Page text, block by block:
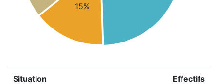
15%
Situation Effectifs